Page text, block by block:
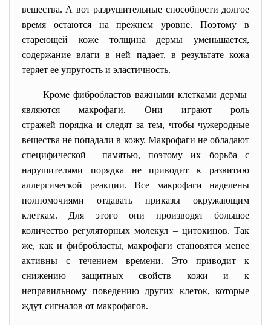
вещества. А вот разрушительные способности долгое
время остаются на прежнем уровне. Поэтому в
стареющей коже толщина дермы уменьшается,
содержание влаги в ней падает, в результате кожа
теряет ее упругость и эластичность.
Кроме фибробластов важными клетками дермы
являются макрофаги. Они играют роль
стражей порядка и следят за тем, чтобы чужеродные
вещества не попадали в кожу. Макрофаги не обладают
специфической памятью, поэтому их борьба с
нарушителями порядка не приводит к развитию
аллергической реакции. Все макрофаги наделены
полномочиями отдавать приказы окружающим
клеткам. Для этого они производят большое
количество регуляторных молекул –цитокинов. Так
же, как и фибробласты, макрофаги становятся менее
активны с течением времени. Это приводит к
снижению защитных свойств кожи и к
неправильному поведению других клеток, которые
ждут сигналов от макрофагов.